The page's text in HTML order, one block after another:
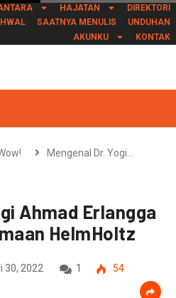
HAJATAN
DIREKTORI
IHWAL
SAATNYA MENULIS
UNDUHAN
AKUNKU
KONTAK
Mengenal Dr. Yogi…
Ahmad Erlangga
HelmHoltz
30, 2022 1
54